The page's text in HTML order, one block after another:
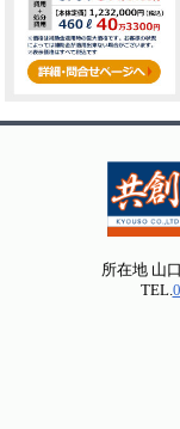
所在地 山
TEL.